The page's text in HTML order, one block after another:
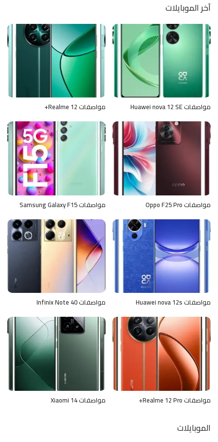
آخر الموبايلات
مواصفات Huawei nova 12 SE مواصفات Realme 12+
مواصفات Oppo F25 Pro مواصفات Samsung Galaxy F15
مواصفات Huawei nova 12s مواصفات Infinix Note 40
مواصفات Realme 12 Pro+ مواصفات Xiaomi 14
الموبايلات